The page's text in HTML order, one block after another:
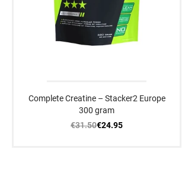
Complete Creatine – Stacker2 Europe
300 gram
€31.50€24.95